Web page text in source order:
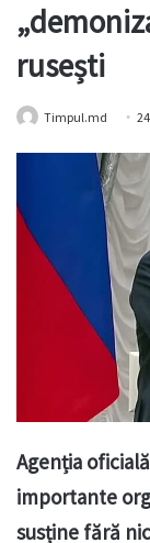
rusești
Timpul.md
Agenția
importante
susține fără